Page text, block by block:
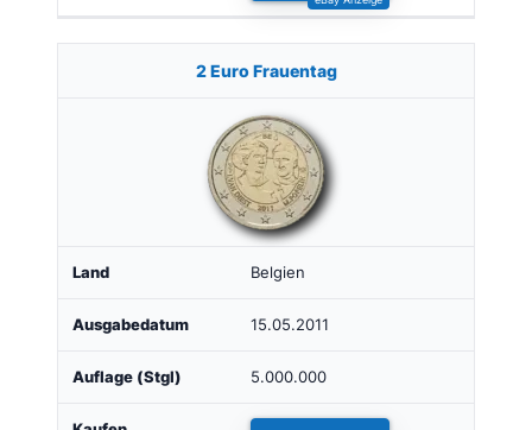
2 Euro Frauentag
Belgien
15.05.2011
5.000.000